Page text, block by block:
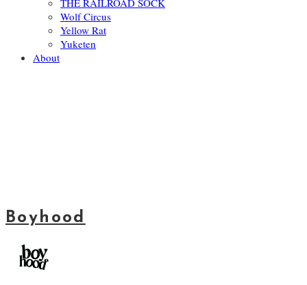
THE RAILROAD SOCK
Wolf Circus
Yellow Rat
Yuketen
About
Boyhood